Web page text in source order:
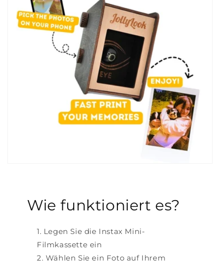
Wie funktioniert es?
Legen Sie die Instax Mini-
Filmkassette ein
Wählen Sie ein Foto auf Ihrem